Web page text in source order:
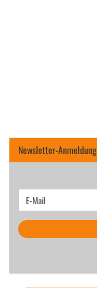
Newsletter-Anmeldung
WEITER
ZUR
NEWSLETTER-
ANMELDUNG
E-
Mail